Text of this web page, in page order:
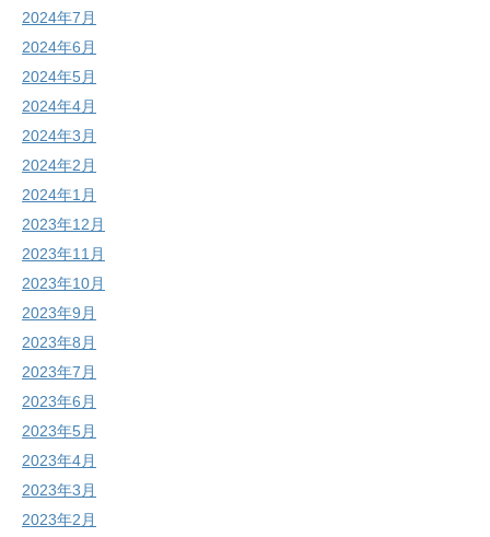
2024年7月
2024年6月
2024年5月
2024年4月
2024年3月
2024年2月
2024年1月
2023年12月
2023年11月
2023年10月
2023年9月
2023年8月
2023年7月
2023年6月
2023年5月
2023年4月
2023年3月
2023年2月